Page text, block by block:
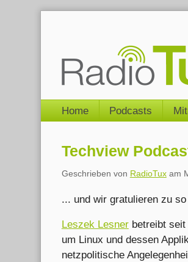
Navigation
Home Podcasts
Techview
Geschrieben von RadioTuxam
... und wir gratulieren zu
Leszek Lesnerbetreibt seit
um Linux und dessen
netzpolitische